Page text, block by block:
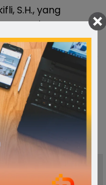
S.H., yang
bersama Wakil
Taufan.
S.E.
pimpinan serta
komitmen,
Ranperda
Himbauan